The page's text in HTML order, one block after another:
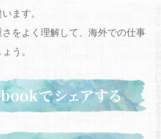
ます。
をよく理解して、海外での仕事
う。